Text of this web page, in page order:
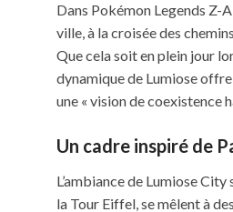
Dans Pokémon Legends Z-
ville, à la croisée des
Que cela soit en plein jour
dynamique de Lumiose
une « vision de coexistence
Un cadre inspiré de
L’ambiance de Lumiose
la Tour Eiffel, se mêlent à